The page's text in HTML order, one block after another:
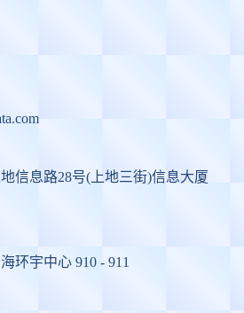
信息路28号(上地三街)信息大厦
环宇中心 910 - 911